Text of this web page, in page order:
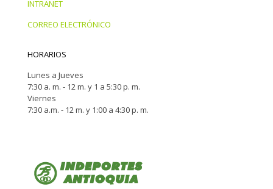
INTRANET
CORREO ELECTRÓNICO
HORARIOS
Lunes a Jueves
7:30 a. m. - 12 m. y 1 a 5:30 p. m.
Viernes
7:30 a.m. - 12 m. y 1:00 a 4:30 p. m.